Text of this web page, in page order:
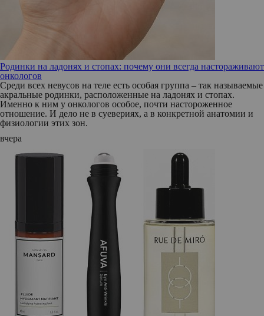
Родинки на ладонях и стопах: почему они всегда настораживают
онкологов
Среди всех невусов на теле есть особая группа – так называемые
акральные родинки, расположенные на ладонях и стопах.
Именно к ним у онкологов особое, почти настороженное
отношение. И дело не в суевериях, а в конкретной анатомии и
физиологии этих зон.
вчера